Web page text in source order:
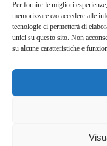
Per fornire le migliori
memorizzare e/o accedere alle
tecnologie ci permetterà di
unici su questo sito. Non
su alcune caratteristiche e
About this website
Finance-Bullet.it ogni
rilevanti in ambito
Address:
VIA
bullet-